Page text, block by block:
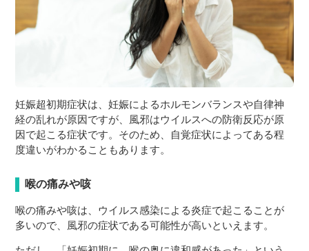
妊娠超初期症状は、妊娠によるホルモンバランスや自律神
経の乱れが原因ですが、風邪はウイルスへの防衛反応が原
因で起こる症状です。そのため、自覚症状によってある程
度違いがわかることもあります。
喉の痛みや咳
喉の痛みや咳は、ウイルス感染による炎症で起こることが
多いので、風邪の症状である可能性が高いといえます。